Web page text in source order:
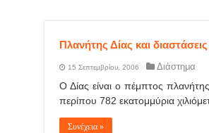
Πλανήτης Δίας και διαστάσεις
15 Σεπτεμβρίου, 2006 Διάστημα
Ο Δίας είναι ο πέμπτος
περίπου 782 εκατομμύρια
Συνέχεια »